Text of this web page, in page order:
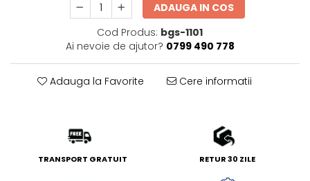
ADAUGA IN COS
Cod Produs: bgs-1101
Ai nevoie de ajutor? 0799 490 778
Adauga la Favorite Cere informatii
TRANSPORT GRATUIT RETUR 30 ZILE